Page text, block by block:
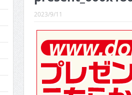
CINEMA×STYLE 289号
CINEMA×STYLE 288号
CINEMA×STYLE 287号
CINEMA×STYLE 286号
CINEMA×STYLE 285号
2023/9/11